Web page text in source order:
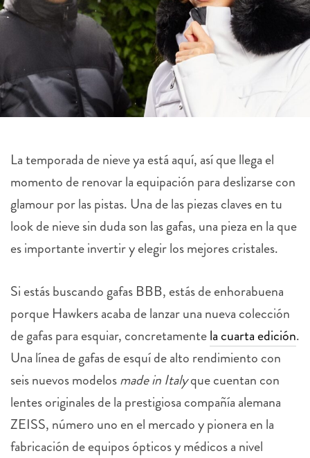
La temporada de nieve ya está aquí, así que llega el
momento de renovar la equipación para deslizarse con
glamour por las pistas. Una de las piezas claves en tu
look de nieve sin duda son las gafas, una pieza en la que
es importante invertir y elegir los mejores cristales.
Si estás buscando gafas BBB, estás de enhorabuena
porque Hawkers acaba de lanzar una nueva colección
de gafas para esquiar, concretamentela cuarta edición.
Una línea degafas de esquí de alto rendimiento con
seis nuevos modelosmade in Italyque cuentan con
lentes originales de la prestigiosa compañía alemana
ZEISS, número uno en el mercado y pionera en la
fabricación de equipos ópticos y médicos a nivel